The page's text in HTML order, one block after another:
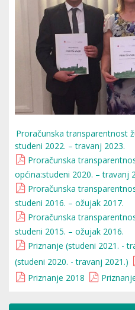
Proračunska transparentnost
studeni 2022. – travanj 2023.
Proračunska
općina:studeni 2020. – travanj
Proračunska
studeni 2016. – ožujak 2017.
Proračunska
studeni 2015. – ožujak 2016.
Priznanje (studeni 2021. -
(studeni 2020. - travanj 2021.)
Priznanje 2018